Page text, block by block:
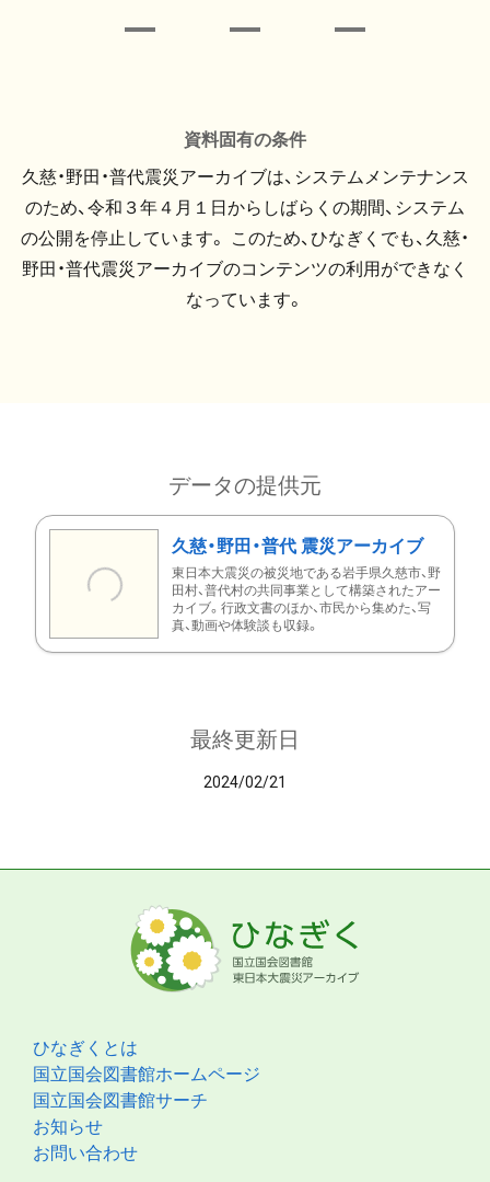
資料固有の条件
久慈・野田・普代震災アーカイブは、システムメンテナンス
のため、令和３年４月１日からしばらくの期間、システム
の公開を停止しています。 このため、ひなぎくでも、久慈・
野田・普代震災アーカイブのコンテンツの利用ができなく
なっています。
データの提供元
久慈・野田・普代 震災アーカイブ
東日本大震災の被災地である岩手県久慈市、野
田村、普代村の共同事業として構築されたアー
カイブ。行政文書のほか、市民から集めた、写
真、動画や体験談も収録。
最終更新日
2024/02/21
ひなぎくとは
国立国会図書館ホームページ
国立国会図書館サーチ
お知らせ
お問い合わせ